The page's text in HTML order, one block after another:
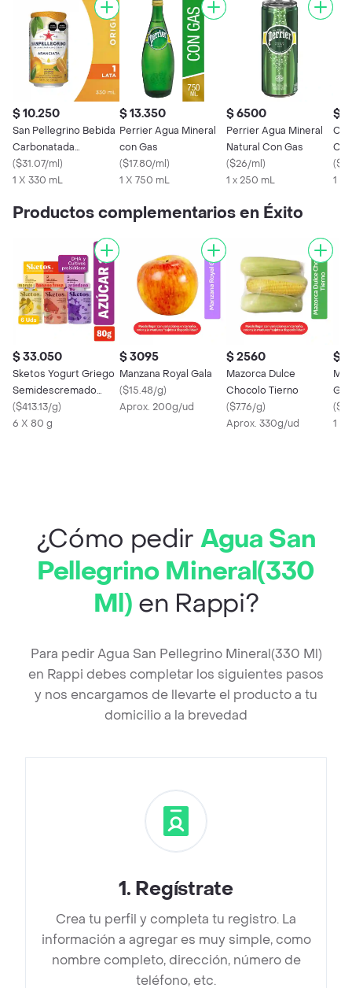
$ 10.250
San Pellegrino Bebida
Carbonatada
Aranciata
($31.07/ml)
1 X 330 mL
$ 13.350
Perrier Agua Mineral
con Gas
($17.80/ml)
1 X 750 mL
$ 6500
Perrier Agua Mineral
Natural Con Gas
($26/ml)
1 x 250 mL
$
(
1 X
Productos complementarios en Éxito
$ 33.050
Sketos Yogurt Griego
Semidescremado
para Niños Surtido
($413.13/g)
6 X 80 g
$ 3095
Manzana Royal Gala
($15.48/g)
Aprox. 200g/ud
$ 2560
Mazorca Dulce
Chocolo Tierno
($7.76/g)
Aprox. 330g/ud
$
(
1 X
¿Cómo pedir Agua San
Pellegrino Mineral(330
Ml) en Rappi?
Para pedir Agua San Pellegrino Mineral(330 Ml)
en Rappi debes completar los siguientes pasos
y nos encargamos de llevarte el producto a tu
domicilio a la brevedad
1. Regístrate
Crea tu perfil y completa tu registro. La
información a agregar es muy simple, como
nombre completo, dirección, número de
teléfono, etc.